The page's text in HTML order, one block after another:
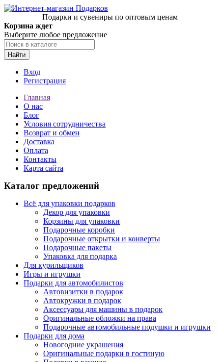
Подарки и сувениры по оптовым ценам
Корзина ждет
Выберите любое предложение
Найти
Вход
Регистрация
Главная
О нас
Блог
Условия сотрудничества
Возврат и обмен
Доставка
Оплата
Контакты
Карта сайта
Каталог предложений
Всё для упаковки подарков
Декор для упаковки
Корзины для упаковки
Подарочные коробки
Подарочные открытки и конверты
Подарочные пакеты
Упаковка для подарка
Для курильщиков
Игры и игрушки
Подарки для автомобилистов
Автовизитки в подарок
Автокружки в подарок
Аксессуары для машины в подарок
Оригинальные обложки на права
Подарочные автомобильные подушки и игрушки
Подарки для дома
Новогодние украшения
Оригинальные подарки в гостиную